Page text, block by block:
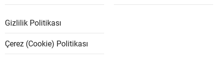
Gizlilik Politikası
Çerez (Cookie) Politikası